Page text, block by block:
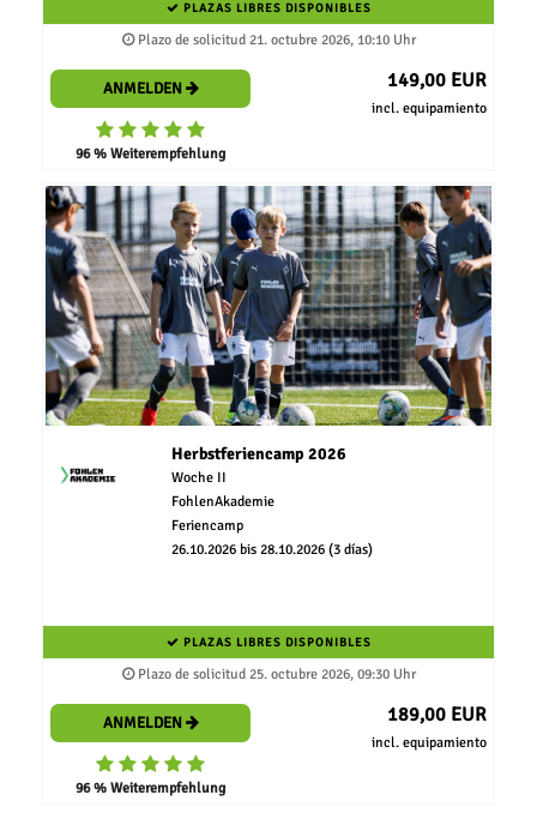
PLAZAS LIBRES DISPONIBLES
Plazo de solicitud 21. octubre 2026, 10:10 Uhr
ANMELDEN
96 % Weiterempfehlung
149,00 EUR
incl. equipamiento
Herbstferiencamp 2026
Woche II
FohlenAkademie
Feriencamp
26.10.2026 bis 28.10.2026 (3 días)
PLAZAS LIBRES DISPONIBLES
Plazo de solicitud 25. octubre 2026, 09:30 Uhr
ANMELDEN
96 % Weiterempfehlung
189,00 EUR
incl. equipamiento